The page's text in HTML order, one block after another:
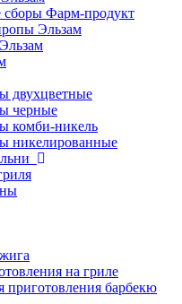
сборы Фарм-продукт
Эльзам
двухцветные
черные
комби-никель
никелированные
на гриле
приготовления барбекю